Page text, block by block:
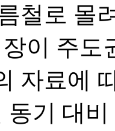
철로 몰
이 주도
자료에
동기 대